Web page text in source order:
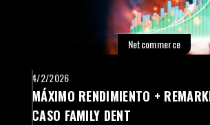
Netcommerce
4/2/2026
MÁXIMO RENDIMIENTO +
CASO FAMILY DENT